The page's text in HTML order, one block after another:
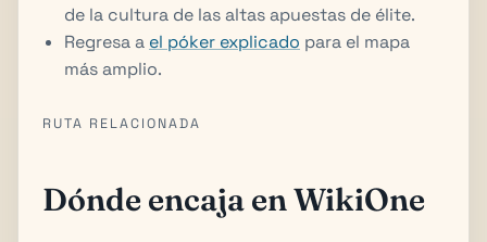
de la cultura de las altas apuestas de élite.
Regresa a el póker explicado para el mapa
más amplio.
RUTA RELACIONADA
Dónde encaja en WikiOne